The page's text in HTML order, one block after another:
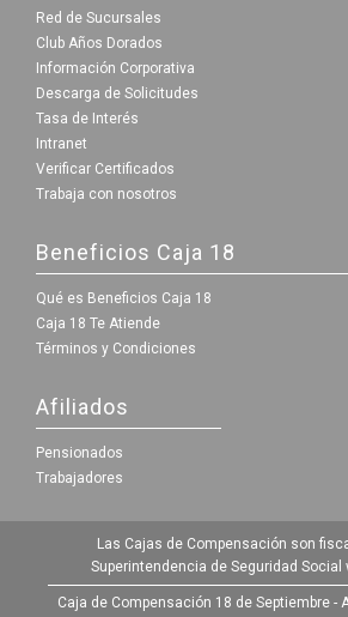
Red de Sucursales
Club Años Dorados
Información Corporativa
Descarga de Solicitudes
Tasa de Interés
Intranet
Verificar Certificados
Trabaja con nosotros
Beneficios Caja 18
Qué es Beneficios Caja 18
Caja 18 Te Atiende
Términos y Condiciones
Afiliados
Pensionados
Trabajadores
Las Cajas de Compensación son
Superintendencia de Seguridad Social
Caja de Compensación 18 de Septiembre -